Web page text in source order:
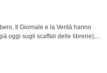
Il Giornale e la Verità hanno
oggi sugli scaffali delle librerie),...